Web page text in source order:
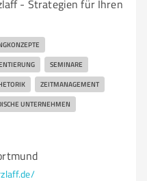
- Strategien für Ihren
SEMINARE
ZEITMANAGEMENT
UNTERNEHMEN